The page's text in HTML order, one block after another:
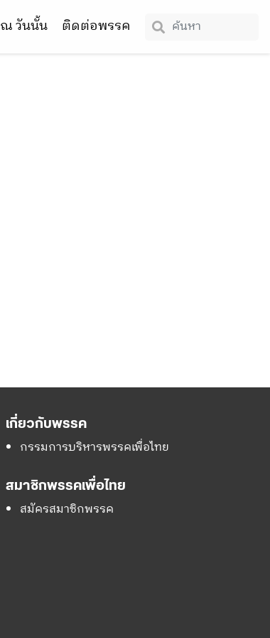
ณ วันนั้น ติดต่อพรรค
เกี่ยวกับพรรค
กรรมการบริหารพรรคเพื่อไทย
สมาชิกพรรคเพื่อไทย
สมัครสมาชิกพรรค